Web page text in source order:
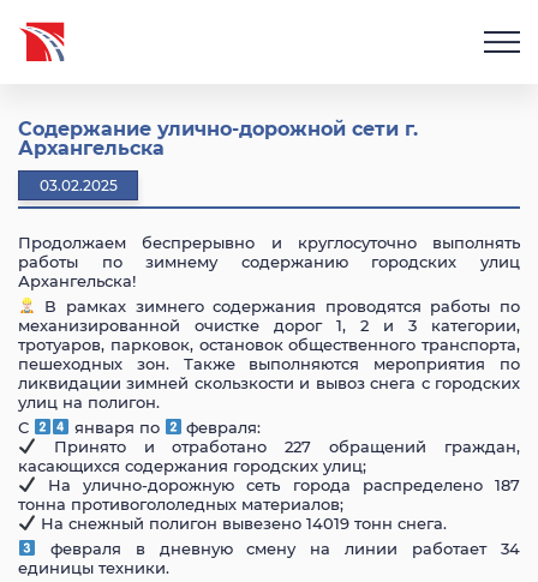
Содержание улично-дорожной сети г.
Архангельска
03.02.2025
Продолжаем беспрерывно и круглосуточно выполнять
работы по зимнему содержанию городских улиц
Архангельска!
В рамках зимнего содержания проводятся работы по
механизированной очистке дорог 1, 2 и 3 категории,
тротуаров, парковок, остановок общественного транспорта,
пешеходных зон. Также выполняются мероприятия по
ликвидации зимней скользкости и вывоз снега с городских
улиц на полигон.
С
января по
февраля:
Принято и отработано 227 обращений граждан,
касающихся содержания городских улиц;
На улично-дорожную сеть города распределено 187
тонна противогололедных материалов;
На снежный полигон вывезено 14019 тонн снега.
февраля в дневную смену на линии работает 34
единицы техники.